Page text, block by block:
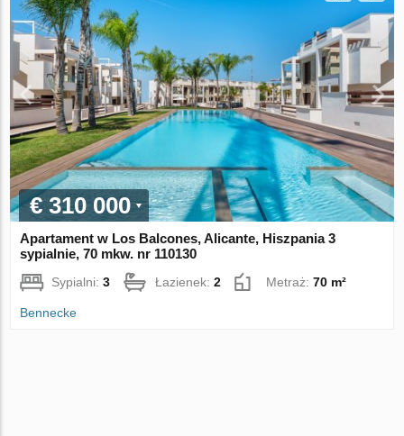
€ 310 000
Apartament w Los Balcones, Alicante, Hiszpania 3
sypialnie, 70 mkw. nr 110130
Sypialni:3 Łazienek:2 Metraż:70 m²
Bennecke